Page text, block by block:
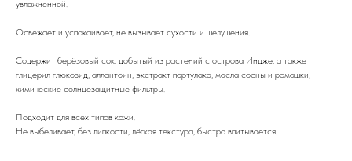
увлажнённой.
Освежает и успокаивает, не вызывает сухости и шелушения.
Содержит берёзовый сок, добытый из растений с острова Индже, а также
глицерил глюкозид, аллантоин, экстракт портулака, масла сосны и ромашки,
химические солнцезащитные фильтры.
Подходит для всех типов кожи.
Не выбеливает, без липкости, лёгкая текстура, быстро впитывается.